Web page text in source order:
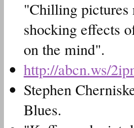
"Chilling pictures
shocking effects
on the mind".
http://abcn.ws/
Stephen
Blues.